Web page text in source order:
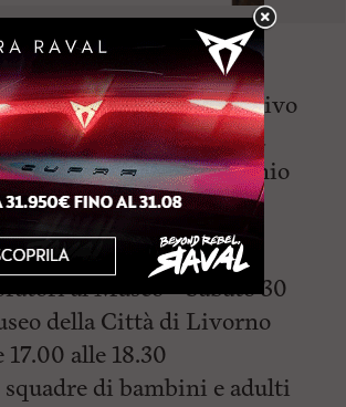
si rivolge a cittadine e
e turisti con l’obiettivo
i differenti pubblici alla
storia e del patrimonio
visita emozionale.
al Museo – Sabato 30
della Città di Livorno
alle 18.30
di bambini e adulti